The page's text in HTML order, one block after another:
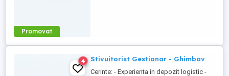
Promovat
4 Stivuitorist Gestionar - Ghimbav
Cerinte: - Experienta in depozit logistic -